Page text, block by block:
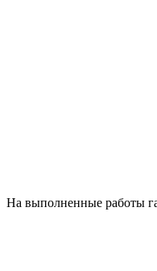
На выполненные работы